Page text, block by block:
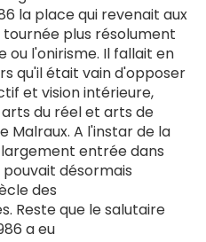
la place qui revenait aux
plus résolument
ou l'onirisme. Il fallait en
qu'il était vain d'opposer
et vision intérieure,
du réel et arts de
Malraux. A l'instar de la
entrée dans
désormais
des
Reste que le salutaire
a eu